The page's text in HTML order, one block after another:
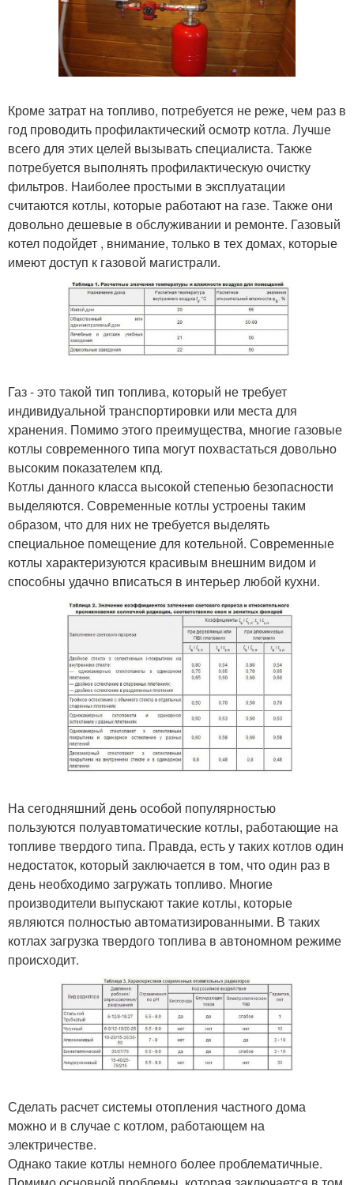
Кроме затрат на топливо, потребуется не реже, чем раз в
год проводить профилактический осмотр котла. Лучше
всего для этих целей вызывать специалиста. Также
потребуется выполнять профилактическую очистку
фильтров. Наиболее простыми в эксплуатации
считаются котлы, которые работают на газе. Также они
довольно дешевые в обслуживании и ремонте. Газовый
котел подойдет , внимание, только в тех домах, которые
имеют доступ к газовой магистрали.
Газ - это такой тип топлива, который не требует
индивидуальной транспортировки или места для
хранения. Помимо этого преимущества, многие газовые
котлы современного типа могут похвастаться довольно
высоким показателем кпд.
Котлы данного класса высокой степенью безопасности
выделяются. Современные котлы устроены таким
образом, что для них не требуется выделять
специальное помещение для котельной. Современные
котлы характеризуются красивым внешним видом и
способны удачно вписаться в интерьер любой кухни.
На сегодняшний день особой популярностью
пользуются полуавтоматические котлы, работающие на
топливе твердого типа. Правда, есть у таких котлов один
недостаток, который заключается в том, что один раз в
день необходимо загружать топливо. Многие
производители выпускают такие котлы, которые
являются полностью автоматизированными. В таких
котлах загрузка твердого топлива в автономном режиме
происходит.
Сделать расчет системы отопления частного дома
можно и в случае с котлом, работающем на
электричестве.
Однако такие котлы немного более проблематичные.